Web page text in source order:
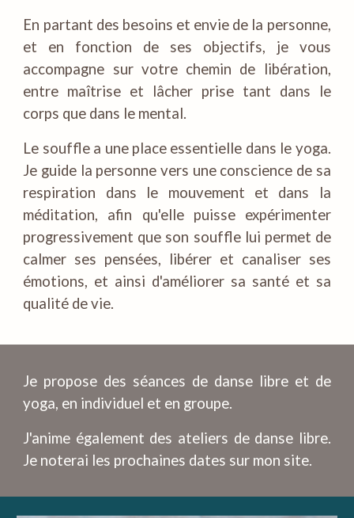
En partant des besoins et envie de la personne,
et en fonction de ses objectifs, je vous
accompagne sur votre chemin de libération,
entre maîtrise et lâcher prise tant dans le
corps que dans le mental.
Le souffle a une place essentielle dans le yoga.
Je guide la personne vers une conscience de sa
respiration dans le mouvement et dans la
méditation, afin qu'elle puisse expérimenter
progressivement que son souffle lui permet de
calmer ses pensées, libérer et canaliser ses
émotions, et ainsi d'améliorer sa santé et sa
qualité de vie.
Je propose des séances de danse libre et de
yoga, en individuel et en groupe.
J'anime également des ateliers de danse libre.
Je noterai les prochaines dates sur mon site.